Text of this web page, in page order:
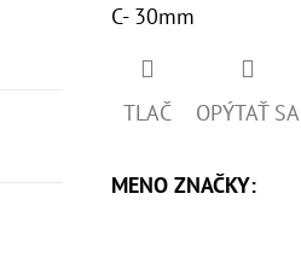
C- 30mm
TLAČ OPÝTAŤ SA
MENO ZNAČKY: